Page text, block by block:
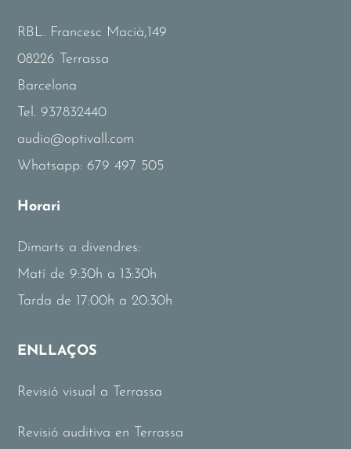
RBL. Francesc Macià,149
08226 Terrassa
Barcelona
Tel. 937832440
audio@optivall.com
Whatsapp: 679 497 505
Horari
Dimarts a divendres:
Matí de 9:30h a 13:30h
Tarda de 17:00h a 20:30h
ENLLAÇOS
Revisió visual a Terrassa
Revisió auditiva en Terrassa